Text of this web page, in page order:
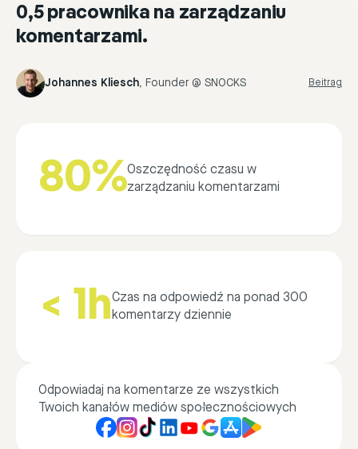
0,5 pracownika na zarządzaniu
komentarzami.
Johannes Kliesch, Founder @ SNOCKS Beitrag
80%Oszczędność czasu w
zarządzaniu komentarzami
< 1hCzas na odpowiedź na ponad 300
komentarzy dziennie
Odpowiadaj na komentarze ze wszystkich
Twoich kanałów mediów społecznościowych